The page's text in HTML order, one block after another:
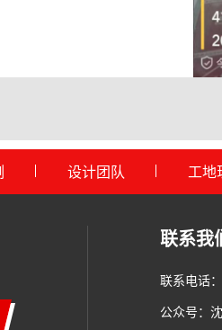
设计团队 工地
联系我
联系电话
公众号：